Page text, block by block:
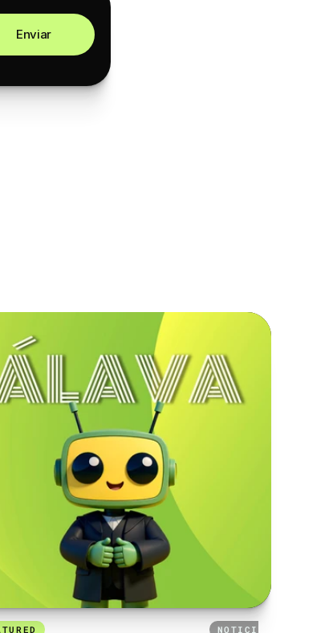
Enviar
24 DE SEPTIEMBRE DE 2025 NOTICIAS